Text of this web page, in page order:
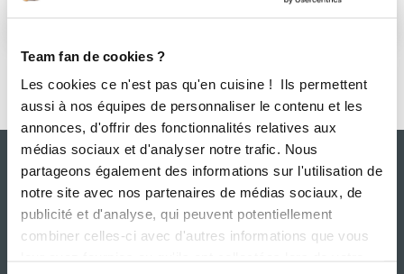
Team fan de cookies ?
Les cookies ce n'est pas qu'en cuisine ! Ils permettent
aussi à nos équipes de personnaliser le contenu et les
annonces, d'offrir des fonctionnalités relatives aux
médias sociaux et d'analyser notre trafic. Nous
partageons également des informations sur l'utilisation de
notre site avec nos partenaires de médias sociaux, de
publicité et d'analyse, qui peuvent potentiellement
combiner celles-ci avec d'autres informations que vous